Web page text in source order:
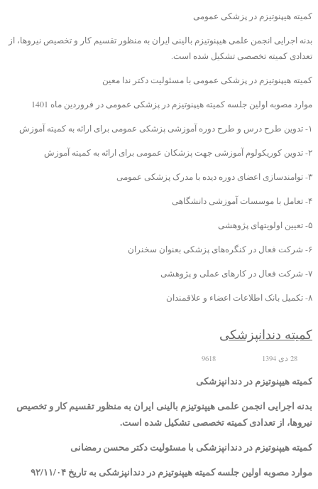
کمیته هیپنوتیزم در پزشکی عمومی
بدنه اجرایی انجمن علمی هیپنوتیزم بالینی ایران به منظور تقسیم کار و تخصیص نیروها، از
تعدادی کمیته تخصصی تشکیل شده است.
کمیته هیپنوتیزم در پزشکی عمومی با مسئولیت دکتر ندا معین
موارد مصوبه اولین جلسه کمیته هیپنوتیزم در پزشکی عمومی در فروردین ماه 1401
۱- تدوین طرح درس و طرح دوره آموزشی پزشکی عمومی برای ارائه به کمیته آموزش
۲- تدوین کوریکولوم آموزشی جهت پزشکان عمومی برای ارائه به کمیته آموزش
۳- توامندسازی اعضای دوره دیده با مدرک پزشکی عمومی
۴- تعامل با موسسات آموزشی دانشگاهی
۵- تعیین اولویتهای پژوهشی
۶- شرکت فعال در کنگره‌های پزشکی بعنوان سخنران
۷- شرکت فعال در کارهای عملی و پژوهشی
۸- تکمیل بانک اطلاعات اعضاء و علاقمندان
کمیته دندانپزشکی
28 دی 1394 9618
کمیته هیپنوتیزم در دندانپزشکی
بدنه اجرایی انجمن علمی هیپنوتیزم بالینی ایران به منظور تقسیم کار و تخصیص
نیروها، از تعدادی کمیته تخصصی تشکیل شده است.
کمیته هیپنوتیزم در دندانپزشکی با مسئولیت دکتر محسن رمضانی
موارد مصوبه اولین جلسه کمیته هیپنوتیزم در دندانپزشکی به تاریخ ۹۲/۱۱/۰۴